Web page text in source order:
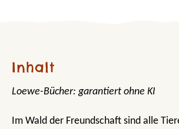
Inhalt
Loewe-Bücher: garantiert ohne KI
Im Wald der Freundschaft sind alle